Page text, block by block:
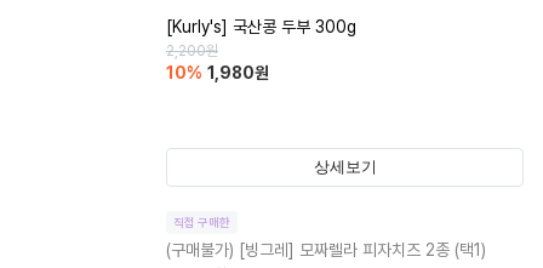
[Kurly's] 국산콩 두부 300g
2,200원
10% 1,980원
상세보기
직접 구매한
(구매불가) [빙그레] 모짜렐라 피자치즈 2종 (택1)